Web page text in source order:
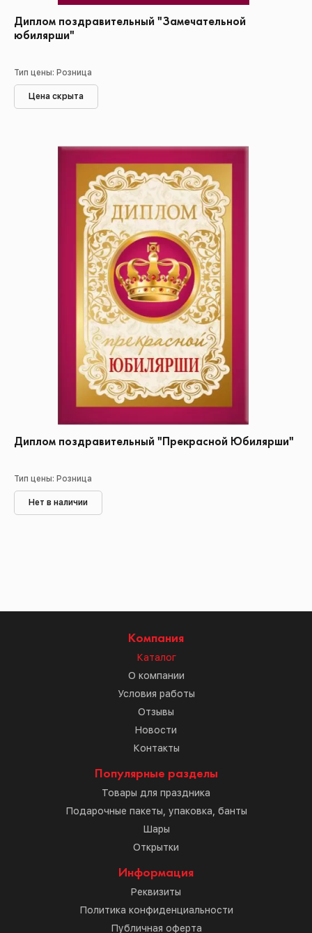
Диплом поздравительный "Замечательной
юбилярши"
Тип цены: Розница
Цена скрыта
Диплом поздравительный "Прекрасной Юбилярши"
Тип цены: Розница
Нет в наличии
Компания
Каталог
О компании
Условия работы
Отзывы
Новости
Контакты
Популярные разделы
Товары для праздника
Подарочные пакеты, упаковка, банты
Шары
Открытки
Информация
Реквизиты
Политика конфиденциальности
Публичная оферта